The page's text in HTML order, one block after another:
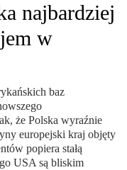
najbardziej
w
baz
że Polska wyraźnie
europejski kraj objęty
popiera stałą
USA są bliskim